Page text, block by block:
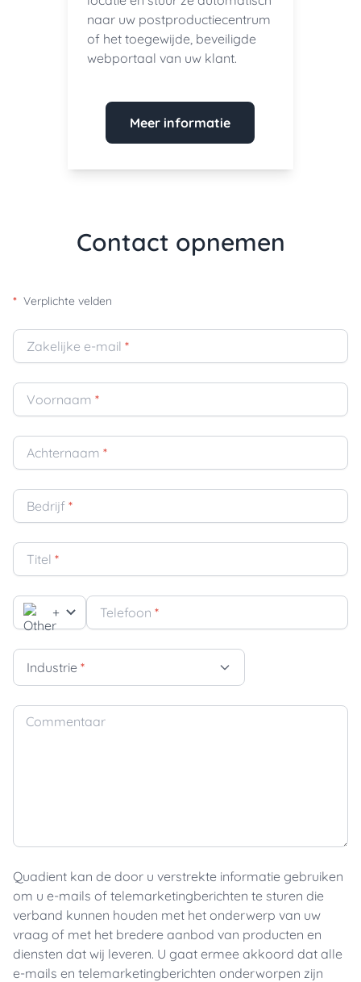
naar uw postproductiecentrum
of het toegewijde, beveiligde
webportaal van uw klant.
Meer informatie
Contact opnemen
* Verplichte velden
Zakelijke e-mail *
Voornaam *
Achternaam *
Bedrijf *
Titel *
+ Telefoon *
Industrie *
Commentaar
Quadient kan de door u verstrekte informatie gebruiken
om u e-mails of telemarketingberichten te sturen die
verband kunnen houden met het onderwerp van uw
vraag of met het bredere aanbod van producten en
diensten dat wij leveren. U gaat ermee akkoord dat alle
e-mails en telemarketingberichten onderworpen zijn